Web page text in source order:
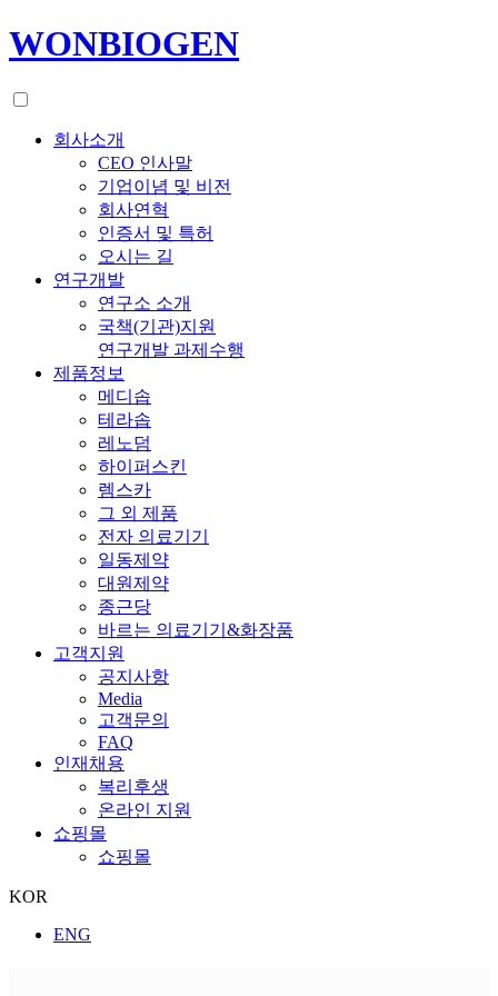
WONBIOGEN
회사소개
CEO 인사말
기업이념 및 비전
회사연혁
인증서 및 특허
오시는 길
연구개발
연구소 소개
국책(기관)지원
연구개발 과제수행
제품정보
메디솝
테라솝
레노덤
하이퍼스킨
렘스카
그 외 제품
전자 의료기기
일동제약
대원제약
종근당
바르는 의료기기&화장품
고객지원
공지사항
Media
고객문의
FAQ
인재채용
복리후생
온라인 지원
쇼핑몰
쇼핑몰
KOR
ENG